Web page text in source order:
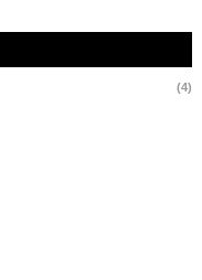
(4)